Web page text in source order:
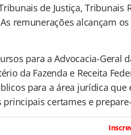
de Justiça, Tribunais
remunerações alcançam os
para a Advocacia-Geral
da Fazenda e Receita
para a área jurídica que
certames e